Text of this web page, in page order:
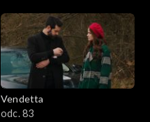
Vendetta
odc. 83